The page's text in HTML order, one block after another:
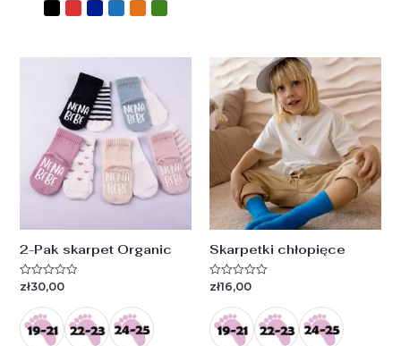
2-Pak skarpet Organic
Oceniono
5
zł30,00
Skarpetki chłopięce
Oceniono
5
zł16,00